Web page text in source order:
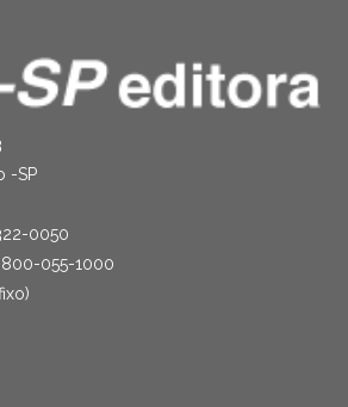
-SP
0050
055-1000